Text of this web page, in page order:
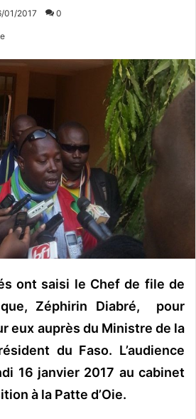
01/2017 0
ont saisi le Chef de file de
Zéphirin Diabré, pour
eux auprès du Ministre de la
du Faso. L’audience
16 janvier 2017 au cabinet
à la Patte d’Oie.